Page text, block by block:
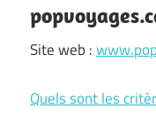
Site web :
Quels sont les